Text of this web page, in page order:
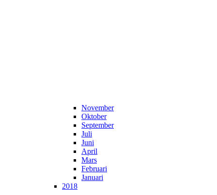
November
Oktober
September
Juli
Juni
April
Mars
Februari
Januari
2018